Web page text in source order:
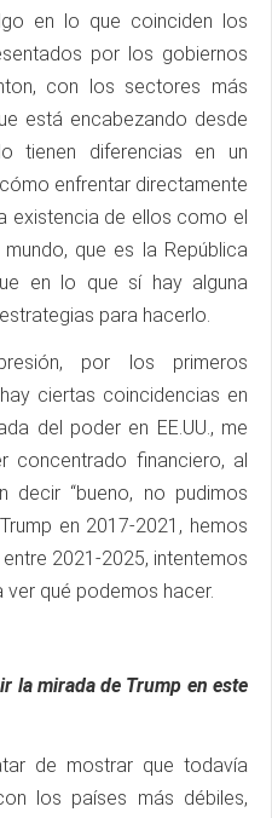
en lo que coinciden los
por los gobiernos
con los sectores más
está encabezando desde
tienen diferencias en un
enfrentar directamente
existencia de ellos como el
que es la República
en lo que sí hay alguna
para hacerlo.
por los primeros
ciertas coincidencias en
del poder en EE.UU., me
financiero, al
decir “bueno, no pudimos
en 2017-2021, hemos
2021-2025, intentemos
qué podemos hacer.
la mirada de Trump en este
de mostrar que todavía
los países más débiles,